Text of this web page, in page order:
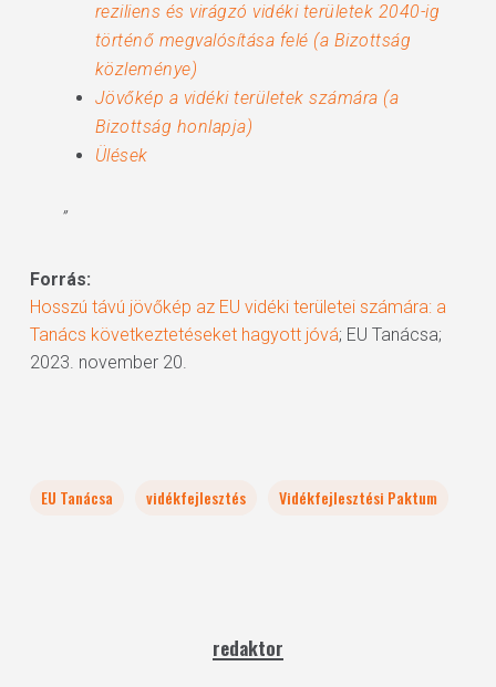
reziliens és virágzó vidéki területek 2040-ig
történő megvalósítása felé (a Bizottság
közleménye)
Jövőkép a vidéki területek számára (a
Bizottság honlapja)
Ülések
”
Forrás:
Hosszú távú jövőkép az EU vidéki területei számára: a
Tanács következtetéseket hagyott jóvá; EU Tanácsa;
2023. november 20.
EU Tanácsa vidékfejlesztés Vidékfejlesztési Paktum
redaktor